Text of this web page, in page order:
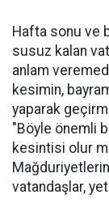
Hafta sonu ve
susuz kalan
anlam
kesimin,
yaparak
"Böyle önemli
kesintisi olur
vatandaşlar,